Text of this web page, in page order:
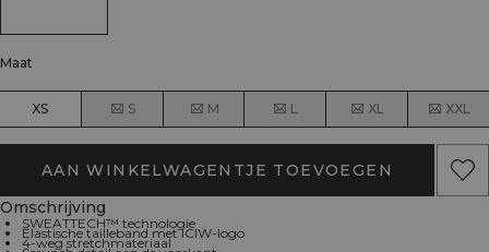
Maat
XS S M L XL XXL
AAN WINKELWAGENTJE TOEVOEGEN
Omschrijving
SWEATTECH™ technologie
Elastische tailleband met ICIW-logo
4-weg stretchmateriaal